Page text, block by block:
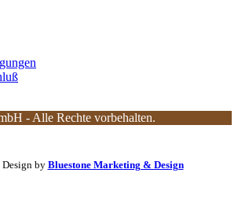
- Alle Rechte vorbehalten.
by Bluestone Marketing & Design